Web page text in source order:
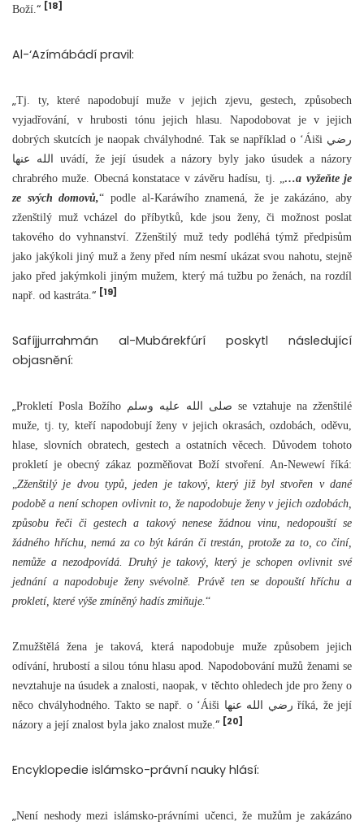
Boží. “ [18]
Al-‘Azímábádí pravil:
„Tj. ty, které napodobují muže v jejich zjevu, gestech, způsobech
vyjadřování, v hrubosti tónu jejich hlasu. Napodobovat je v jejich
dobrých skutcích je naopak chvályhodné. Tak se například o ‘Áiši رضي
الله عنها uvádí, že její úsudek a názory byly jako úsudek a názory
chrabrého muže. Obecná konstatace v závěru hadísu, tj. „…a vyžeňte je
ze svých domovů,“ podle al-Karáwího znamená, že je zakázáno, aby
zženštilý muž vcházel do příbytků, kde jsou ženy, či možnost poslat
takového do vyhnanství. Zženštilý muž tedy podléhá týmž předpisům
jako jakýkoli jiný muž a ženy před ním nesmí ukázat svou nahotu, stejně
jako před jakýmkoli jiným mužem, který má tužbu po ženách, na rozdíl
např. od kastráta. “ [19]
Safíjjurrahmán al-Mubárekfúrí poskytl následující
objasnění:
„Prokletí Posla Božího صلى الله عليه وسلم se vztahuje na zženštilé
muže, tj. ty, kteří napodobují ženy v jejich okrasách, ozdobách, oděvu,
hlase, slovních obratech, gestech a ostatních věcech. Důvodem tohoto
prokletí je obecný zákaz pozměňovat Boží stvoření. An-Newewí říká:
Zženštilý je dvou typů, jeden je takový, který již byl stvořen v dané
podobě a není schopen ovlivnit to, že napodobuje ženy v jejich ozdobách,
způsobu řeči či gestech a takový nenese žádnou vinu, nedopouští se
žádného hříchu, nemá za co být kárán či trestán, protože za to, co činí,
nemůže a nezodpovídá. Druhý je takový, který je schopen ovlivnit své
jednání a napodobuje ženy svévolně. Právě ten se dopouští hříchu a
prokletí, které výše zmíněný hadís zmiňuje. “
Zmužštělá žena je taková, která napodobuje muže způsobem jejich
odívání, hrubostí a silou tónu hlasu apod. Napodobování mužů ženami se
nevztahuje na úsudek a znalosti, naopak, v těchto ohledech jde pro ženy o
něco chvályhodného. Takto se např. o ‘Áiši
říká, že její
názory a její znalost byla jako znalost muže. “ [20]
Encyklopedie islámsko-právní nauky hlásí:
„Není neshody mezi islámsko-právními učenci, že mužům je zakázáno